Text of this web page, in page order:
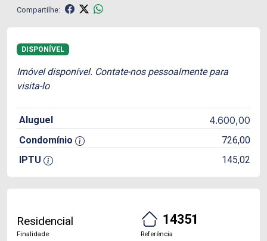
Compartilhe:
DISPONÍVEL
Imóvel disponível. Contate-nos pessoalmente para
visita-lo
Aluguel 4.600,00
Condomínio
726,00
IPTU
145,02
Residencial
Finalidade
14351
Referência